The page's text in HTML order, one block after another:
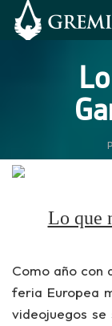
Saltar al
Lo que
Como año con
feria Europea
videojuegos